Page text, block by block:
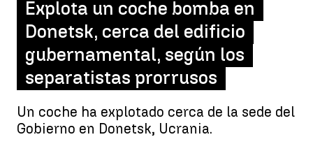
Explota un coche bomba en
Donetsk, cerca del edificio
gubernamental, según los
separatistas prorrusos
Un coche ha explotado cerca de la sede del
Gobierno en Donetsk, Ucrania.